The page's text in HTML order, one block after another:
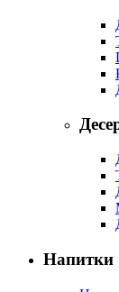
Напитки